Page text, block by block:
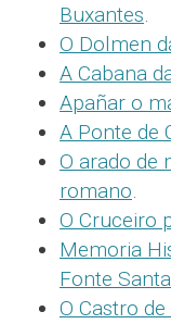
Buxantes.
O Dolmen
A Cabana
Apañar o
A Ponte de
O arado de
romano.
O Cruceiro
Memoria
Fonte Santa
O Castro